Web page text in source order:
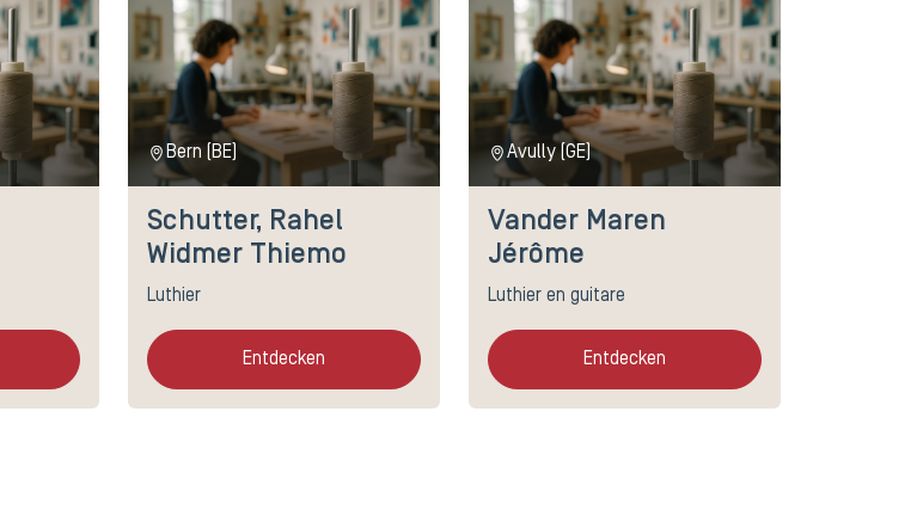
Bern (BE)
Schutter, Rahel
Widmer Thiemo
Luthier
Entdecken
Avully (GE)
Vander Maren
Jérôme
Luthier en guitare
Entdecken